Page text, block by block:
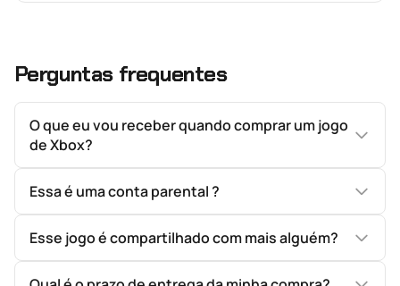
Perguntas frequentes
O que eu vou receber quando comprar um jogo
de Xbox?
Essa é uma conta parental ?
Esse jogo é compartilhado com mais alguém?